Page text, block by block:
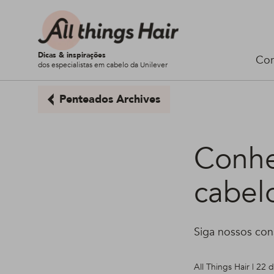
Dicas & inspirações
dos especialistas em cabelo da Unilever
Penteados Archives
Siga nossos
All Things Hair | 22